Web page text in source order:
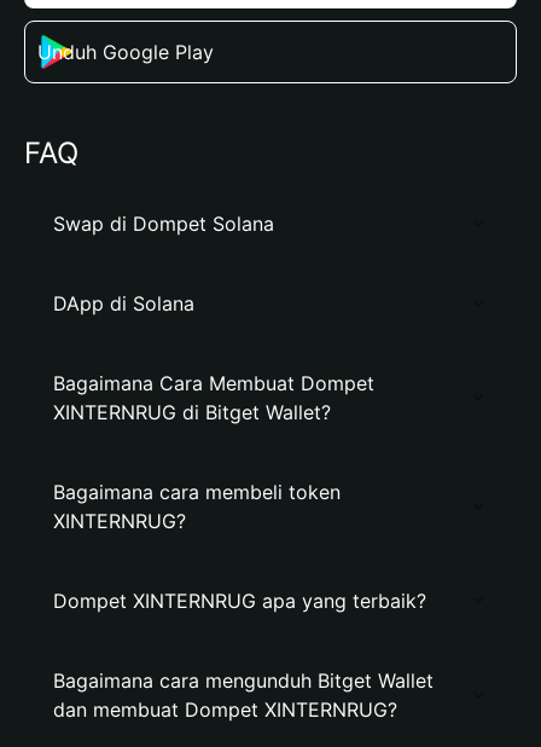
Unduh Google Play
FAQ
Swap di Dompet Solana
DApp di Solana
Bagaimana Cara Membuat Dompet
XINTERNRUG di Bitget Wallet?
Bagaimana cara membeli token
XINTERNRUG?
Dompet XINTERNRUG apa yang terbaik?
Bagaimana cara mengunduh Bitget Wallet
dan membuat Dompet XINTERNRUG?